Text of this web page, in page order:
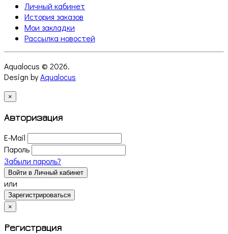
Личный кабинет
История заказов
Мои закладки
Рассылка новостей
Aqualocus © 2026.
Design byAqualocus
×
Авторизация
E-Mail
Пароль
Забыли пароль?
Войти в Личный кабинет
или
Зарегистрироваться
×
Регистрация